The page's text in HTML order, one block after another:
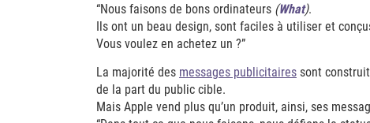
“Nous faisons de bons ordinateurs (What).
Ils ont un beau design, sont faciles à utiliser et
Vous voulez en achetez un ?”
La majorité des messages publicitaires sont
de la part du public cible.
Mais Apple vend plus qu’un produit, ainsi, ses